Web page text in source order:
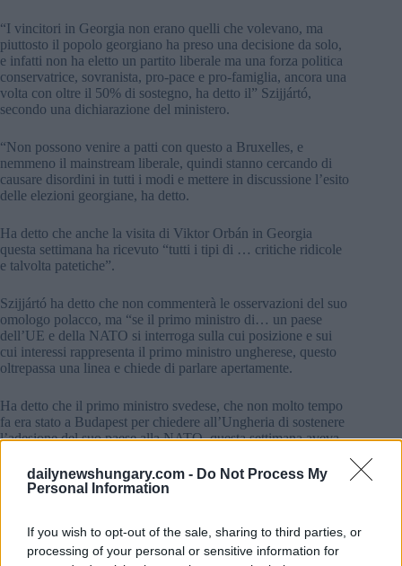
dailynewshungary.com - Do Not Process My
Personal Information
If you wish to opt-out of the sale, sharing to third parties, or
processing of your personal or sensitive information for
“I vincitori in Georgia non erano quelli che volevano, ma
piuttosto il popolo georgiano ha preso una decisione da solo,
e infatti non ha eletto un partito liberale ma una forza politica
conservatrice, sovranista, pro-pace e pro-famiglia, ancora una
volta con oltre il 50% di sostegno, ha detto il” Szijjártó,
secondo una dichiarazione del ministero.
“Non possono venire a patti con questo a Bruxelles, e
nemmeno il mainstream liberale, quindi stanno cercando di
causare disordini in tutti i modi e mettere in discussione l’esito
delle elezioni georgiane, ha detto.
Ha detto che anche la visita di Viktor Orbán in Georgia
questa settimana ha ricevuto “tutti i tipi di … critiche ridicole
e talvolta patetiche”.
Szijjártó ha detto che non commenterà le osservazioni del suo
omologo polacco, ma “se il primo ministro di… un paese
dell’UE e della NATO si interroga sulla cui posizione e sui
cui interessi rappresenta il primo ministro ungherese, questo
oltrepassa una linea e chiede di parlare apertamente.
Ha detto che il primo ministro svedese, che non molto tempo
fa era stato a Budapest per chiedere all’Ungheria di sostenere
l’adesione del suo paese alla NATO, questa settimana aveva
“ per conto della Russia”.
massima fermezza, ha detto” Szijjártó. “Non accettiamo che
nessuno metta in dubbio che rappresentiamo i nostri interessi,
gli interessi nazionali ungheresi e la posizione ungherese.”